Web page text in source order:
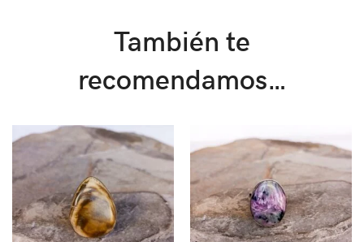
También te
recomendamos…